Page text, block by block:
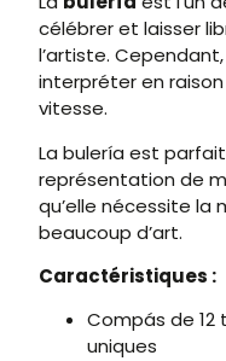
célébrer et laisser
l’artiste.
interpréter en
vitesse.
La bulería est
représentation de
qu’elle nécessite
beaucoup d’art.
Caractéristiques :
Compás de
uniques